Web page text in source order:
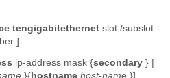
tengigabitethernet slot /subslot
]
ip-address mask {secondary } |
}{hostname host-name }]